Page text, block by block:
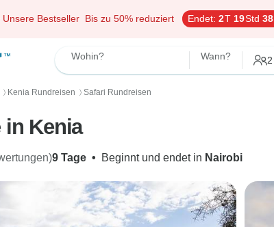
Unsere Bestseller Bis zu 50% reduziert Endet: 2T 19Std 38
Wohin? Wann? 2
〉 Kenia Rundreisen 〉 Safari Rundreisen
in Kenia
9 Tage • Beginnt und endet in Nairobi